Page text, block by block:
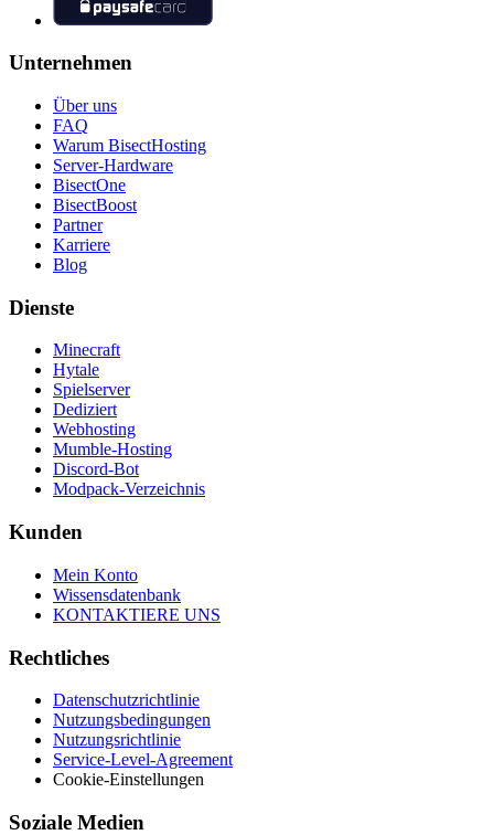
Unternehmen
Über uns
FAQ
Warum BisectHosting
Server-Hardware
BisectOne
BisectBoost
Partner
Karriere
Blog
Dienste
Minecraft
Hytale
Spielserver
Dediziert
Webhosting
Mumble-Hosting
Discord-Bot
Modpack-Verzeichnis
Kunden
Mein Konto
Wissensdatenbank
KONTAKTIERE UNS
Rechtliches
Datenschutzrichtlinie
Nutzungsbedingungen
Nutzungsrichtlinie
Service-Level-Agreement
Cookie-Einstellungen
Soziale Medien